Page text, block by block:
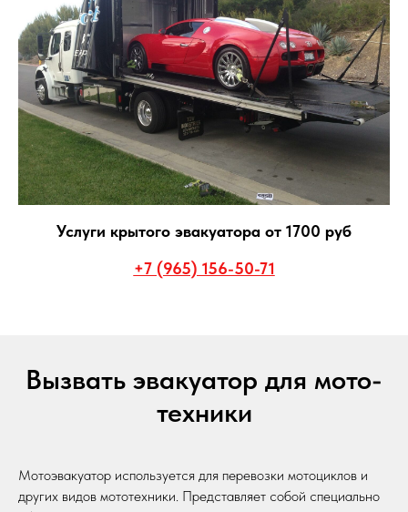
Услуги крытого эвакуатора от 1700 руб
+7 (965) 156-50-71
Вызвать эвакуатор для мото-
техники
Мотоэвакуатор используется для перевозки мотоциклов и
других видов мототехники. Представляет собой специально